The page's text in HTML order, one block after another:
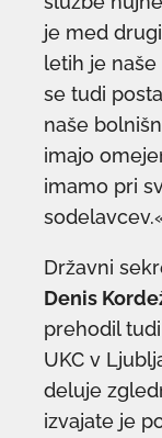
je med
letih je
se tudi
naše
imajo
imamo pri
Državni
Denis
prehodil
UKC v
deluje
izvajate je